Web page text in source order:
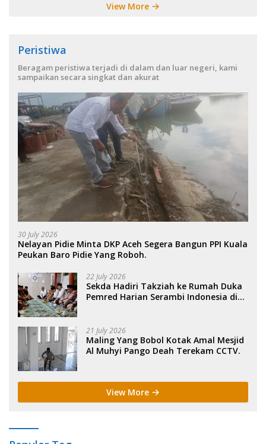
View More
Peristiwa
Beragam peristiwa terjadi di dalam dan luar negeri, kami
sampaikan secara singkat dan akurat
30 July 2026
Nelayan Pidie Minta DKP Aceh Segera Bangun PPI Kuala
Peukan Baro Pidie Yang Roboh.
22 July 2026
Sekda Hadiri Takziah ke Rumah Duka
Pemred Harian Serambi Indonesia di
21 July 2026
Maling Yang Bobol Kotak Amal Mesjid
Al Muhyi Pango Deah Terekam CCTV.
View More